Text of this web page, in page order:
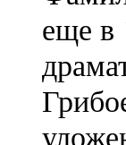
еще в